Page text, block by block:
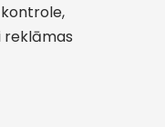
reklāmas